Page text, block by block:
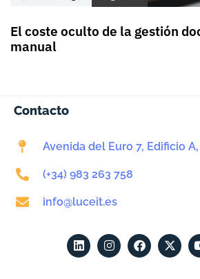
El coste oculto de la gestión
manual
Contacto
Avenida del Euro 7, Edificio
(+34) 983 263 758
info@luceit.es